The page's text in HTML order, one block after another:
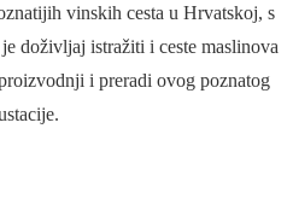
vinskih cesta u Hrvatskoj, s
doživljaj istražiti i ceste maslinova
i preradi ovog poznatog